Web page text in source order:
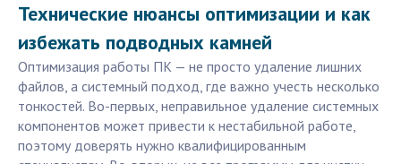
Технические нюансы оптимизации и как
избежать подводных камней
Оптимизация работы ПК — не просто удаление лишних
файлов, а системный подход, где важно учесть несколько
тонкостей. Во-первых, неправильное удаление системных
компонентов может привести к нестабильной работе,
поэтому доверять нужно квалифицированным